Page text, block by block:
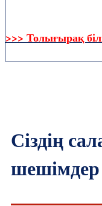
>>> Толығырақ
Сіздің
шешімдер